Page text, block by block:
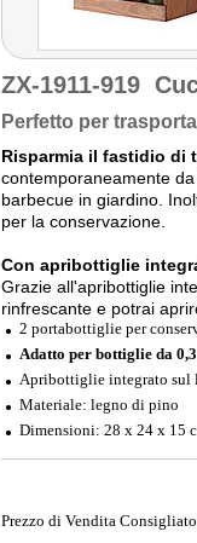
ZX-1911-919
Perfetto per
Risparmia il fastidio di
contemporaneamente
barbecue in giardino.
per la conservazione.
Con apribottiglie
Grazie all'apribottiglie
rinfrescante e potrai
2 portabottiglie per
Adatto per bottiglie da
Apribottiglie integrato sul
Materiale: legno di pino
Dimensioni: 28 x 24 x 15
Prezzo di Vendita